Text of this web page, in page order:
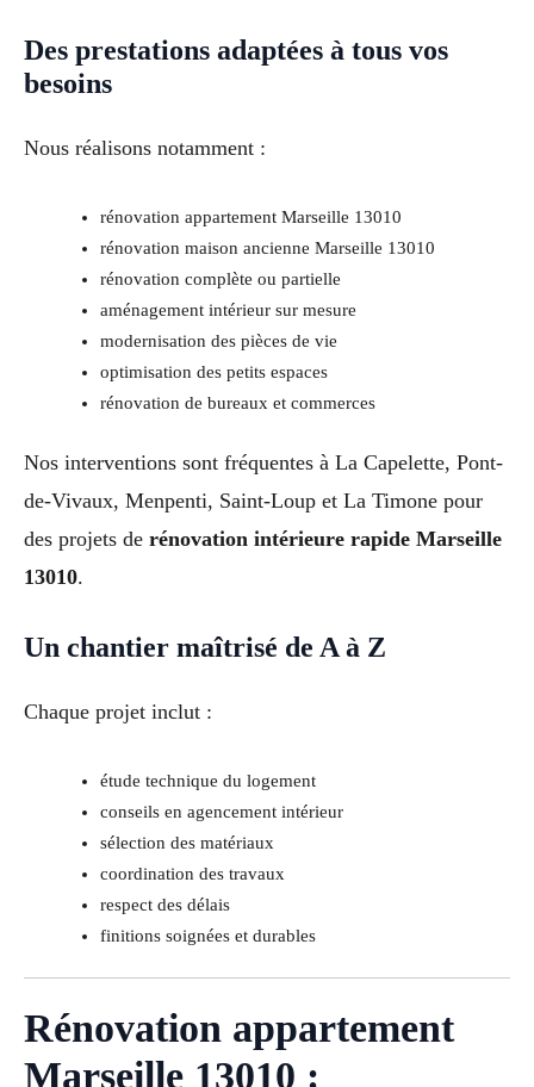
Des prestations adaptées à tous vos
besoins
Nous réalisons notamment :
rénovation appartement Marseille 13010
rénovation maison ancienne Marseille 13010
rénovation complète ou partielle
aménagement intérieur sur mesure
modernisation des pièces de vie
optimisation des petits espaces
rénovation de bureaux et commerces
Nos interventions sont fréquentes à La Capelette, Pont-
de-Vivaux, Menpenti, Saint-Loup et La Timone pour
des projets de rénovation intérieure rapide Marseille
13010.
Un chantier maîtrisé de A à Z
Chaque projet inclut :
étude technique du logement
conseils en agencement intérieur
sélection des matériaux
coordination des travaux
respect des délais
finitions soignées et durables
Rénovation appartement
Marseille 13010 :